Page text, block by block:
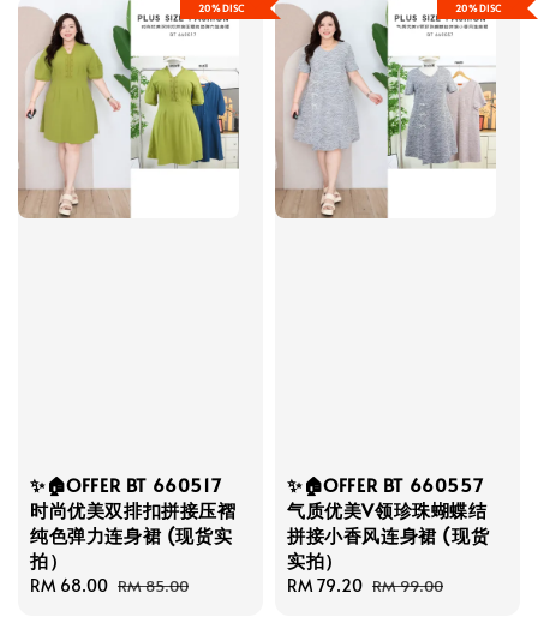
20%DISC
✨🏠OFFER BT 660517
时尚优美双排扣拼接压褶
纯色弹力连身裙 (现货实
拍）
Sale
RM 68.00 Regular
RM 85.00
20%DISC
✨🏠OFFER BT 660557
气质优美V领珍珠蝴蝶结
拼接小香风连身裙 (现货
实拍）
Sale
RM 79.20 Regular
RM 99.00